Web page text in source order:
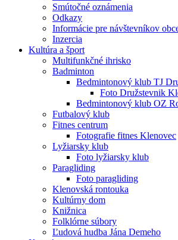
Smútočné oznámenia
Odkazy
Informácie pre návštevníkov
Inzercia
Kultúra a šport
Multifunkčné ihrisko
Badminton
Bedmintonový klub TJ
Foto Družstevnik
Bedmintonový klub OZ
Futbalový klub
Fitnes centrum
Fotografie fitnes Klenovec
Lyžiarsky klub
Foto lyžiarsky klub
Paragliding
Foto paragliding
Klenovská rontouka
Kultúrny dom
Knižnica
Folklórne súbory
Ľudová hudba Jána Demeho